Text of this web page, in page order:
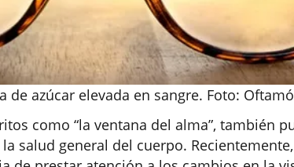
de azúcar elevada en sangre. Foto:
como “la ventana del alma”, también
salud general del cuerpo.